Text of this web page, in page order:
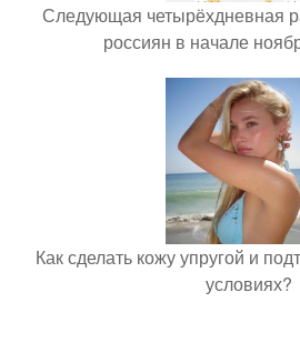
Следующая четырёхдневная
россиян в начале
Как сделать кожу упругой и
условиях?